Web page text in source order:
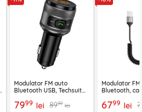
Modulator FM auto
Bluetooth USB, Techsuit
7999 lei 8999 lei
Modulator
Bluetooth,
6799 lei